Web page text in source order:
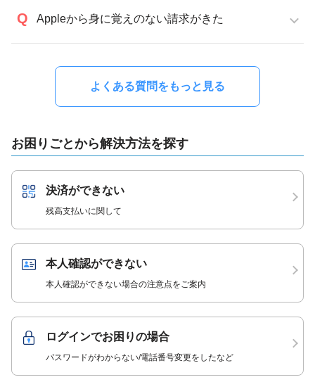
Appleから身に覚えのない請求がきた
よくある質問をもっと見る
お困りごとから解決方法を探す
決済ができない
残高支払いに関して
本人確認ができない
本人確認ができない場合の注意点をご案内
ログインでお困りの場合
パスワードがわからない/電話番号変更をしたなど